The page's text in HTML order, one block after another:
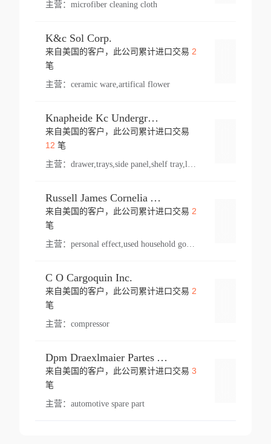
主营： microfiber cleaning cloth
K&c Sol Corp.
来自美国的客户，此公司累计进口交易 2
笔
主营： ceramic ware,artifical flower
Knapheide Kc Underground
来自美国的客户，此公司累计进口交易
12 笔
主营：
Russell James Cornelia Arlington Va
来自美国的客户，此公司累计进口交易 2
笔
主营： personal effect,used household goods
C O Cargoquin Inc.
来自美国的客户，此公司累计进口交易 2
笔
主营： compressor
Dpm Draexlmaier Partes Automotrices Corr Ind Huejotzingo
来自美国的客户，此公司累计进口交易 3
笔
主营： automotive spare part